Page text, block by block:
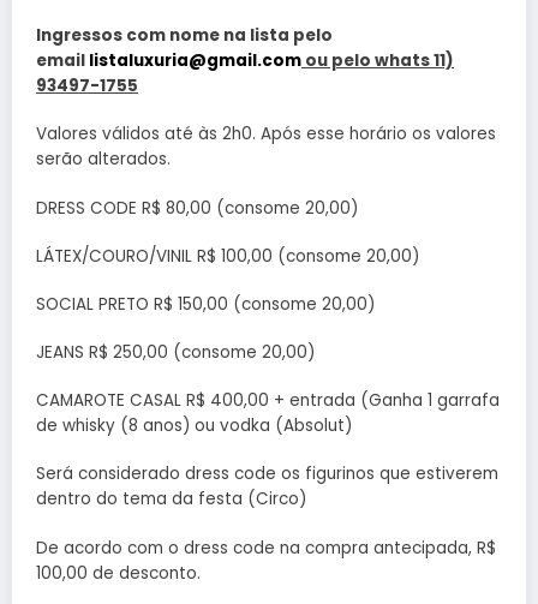
Ingressos com nome na lista pelo
email listaluxuria@gmail.com ou pelo whats 11)
93497-1755
Valores válidos até às 2h0. Após esse horário os valores
serão alterados.
DRESS CODE R$ 80,00 (consome 20,00)
LÁTEX/COURO/VINIL R$ 100,00 (consome 20,00)
SOCIAL PRETO R$ 150,00 (consome 20,00)
JEANS R$ 250,00 (consome 20,00)
CAMAROTE CASAL R$ 400,00 + entrada (Ganha 1 garrafa
de whisky (8 anos) ou vodka (Absolut)
Será considerado dress code os figurinos que estiverem
dentro do tema da festa (Circo)
De acordo com o dress code na compra antecipada, R$
100,00 de desconto.